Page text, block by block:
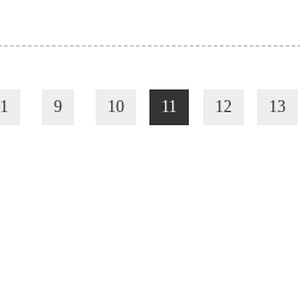
1 9 10 11 12 13